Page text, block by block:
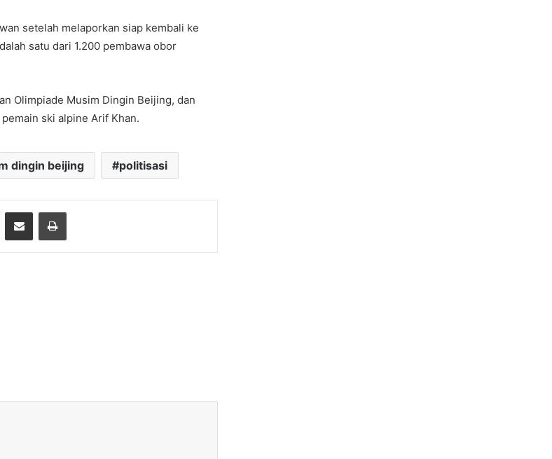
setelah melaporkan siap kembali ke
satu dari 1.200 pembawa obor
Olimpiade Musim Dingin Beijing, dan
ski alpine Arif Khan.
dingin beijing politisasi
Share via Email Print